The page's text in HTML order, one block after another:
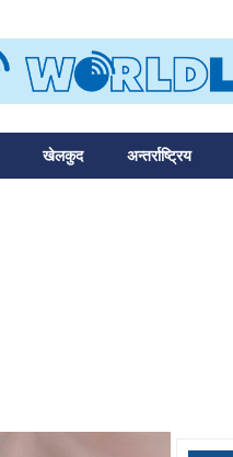
खेलकुद अन्तर्राष्ट्रिय